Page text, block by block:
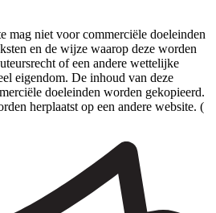
mag niet voor commerciële doeleinden
en de wijze waarop deze worden
of een andere wettelijke
eigendom. De inhoud van deze
doeleinden worden gekopieerd.
herplaatst op een andere website. (